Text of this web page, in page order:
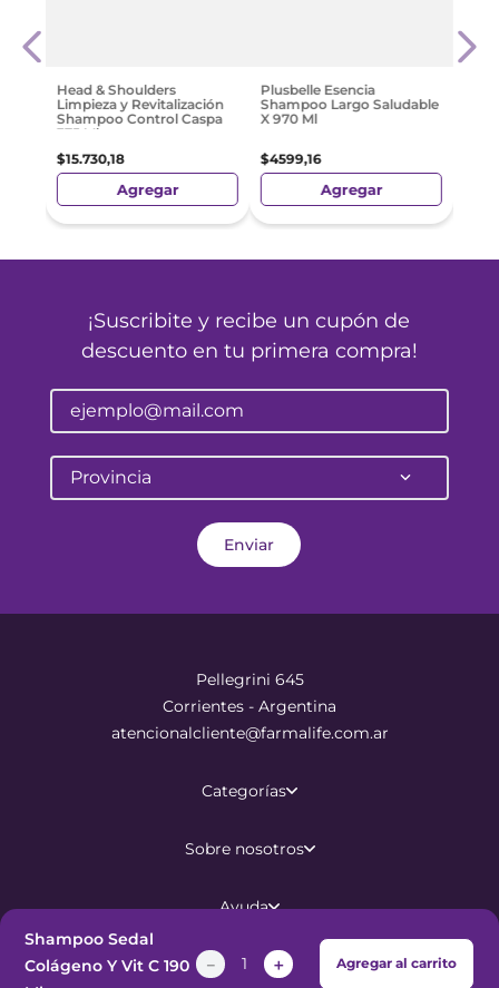
Shampoo Sedal
Colágeno Y Vit C 190
＋
－ Agregar al carrito
Head & Shoulders
Limpieza y Revitalización
Shampoo Control Caspa
375 Ml
$15.730,18
Agregar
Plusbelle Esencia
Shampoo Largo Saludable
X 970 Ml
$4599,16
Agregar
¡Suscribite y recibe un cupón de
descuento en tu primera compra!
Provincia
Enviar
Pellegrini 645
Corrientes - Argentina
atencionalcliente@farmalife.com.ar
Categorías
Sobre nosotros
Ayuda